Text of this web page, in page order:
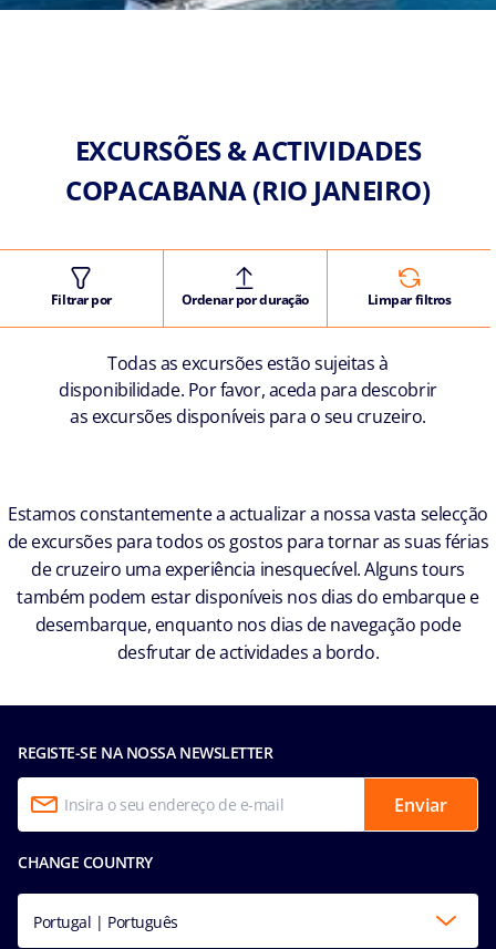
EXCURSÕES & ACTIVIDADES
COPACABANA (RIO JANEIRO)
Filtrar por Ordenar por duração Limpar filtros
Todas as excursões estão sujeitas à
disponibilidade. Por favor, aceda para descobrir
as excursões disponíveis para o seu cruzeiro.
Estamos constantemente a actualizar a nossa vasta selecção
de excursões para todos os gostos para tornar as suas férias
de cruzeiro uma experiência inesquecível. Alguns tours
também podem estar disponíveis nos dias do embarque e
desembarque, enquanto nos dias de navegação pode
desfrutar de actividades a bordo.
REGISTE-SE NA NOSSA NEWSLETTER
Enviar
CHANGE COUNTRY
Portugal | Português